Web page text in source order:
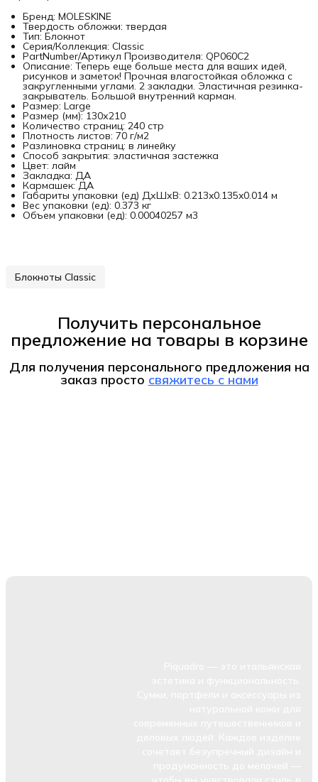
Бренд: MOLESKINE
Твердость обложки: твердая
Тип: Блокнот
Серия/Коллекция: Classic
PartNumber/Артикул Производителя: QP060C2
Описание: Теперь еще больше места для ваших идей,
рисунков и заметок! Прочная влагостойкая обложка с
закругленными углами. 2 закладки. Эластичная резинка-
закрыватель. Большой внутренний карман.
Размер: Large
Размер (мм): 130х210
Количество страниц: 240 стр
Плотность листов: 70 г/м2
Разлиновка страниц: в линейку
Способ закрытия: эластичная застежка
Цвет: лайм
Закладка: ДА
Кармашек: ДА
Габариты упаковки (ед) ДхШхВ: 0.213x0.135x0.014 м
Вес упаковки (ед): 0.373 кг
Объем упаковки (ед): 0.00040257 м3
Блокноты Classic
Получить персональное
предложение на товары в корзине
Для получения персонального предложения на
заказ просто свяжитесь с нами